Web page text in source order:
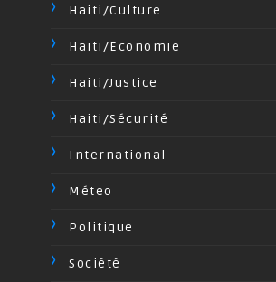
Haiti/Culture
Haiti/Economie
Haiti/Justice
Haiti/Sécurité
International
Méteo
Politique
Société